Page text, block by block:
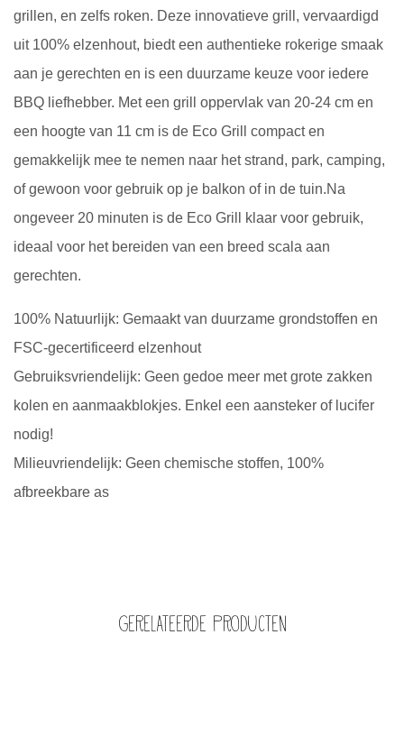
grillen, en zelfs roken. Deze innovatieve grill, vervaardigd
uit 100% elzenhout, biedt een authentieke rokerige smaak
aan je gerechten en is een duurzame keuze voor iedere
BBQ liefhebber. Met een grill oppervlak van 20-24 cm en
een hoogte van 11 cm is de Eco Grill compact en
gemakkelijk mee te nemen naar het strand, park, camping,
of gewoon voor gebruik op je balkon of in de tuin.Na
ongeveer 20 minuten is de Eco Grill klaar voor gebruik,
ideaal voor het bereiden van een breed scala aan
gerechten.
100% Natuurlijk: Gemaakt van duurzame grondstoffen en
FSC-gecertificeerd elzenhout
Gebruiksvriendelijk: Geen gedoe meer met grote zakken
kolen en aanmaakblokjes. Enkel een aansteker of lucifer
nodig!
Milieuvriendelijk: Geen chemische stoffen, 100%
afbreekbare as
Gerelateerde producten